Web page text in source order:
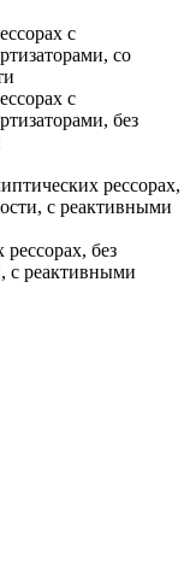
с
со
с
без
рессорах,
с реактивными
без
с реактивными